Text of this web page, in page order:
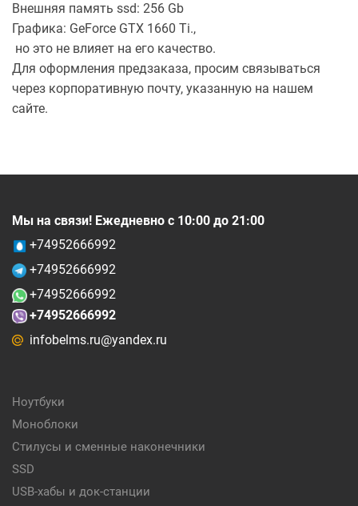
Внешняя память ssd: 256 Gb
Графика: GeForce GTX 1660 Ti.,
но это не влияет на его качество.
Для оформления предзаказа, просим связываться
через корпоративную почту, указанную на нашем
сайте.
Мы на связи! Ежедневно с 10:00 до 21:00
+74952666992
+74952666992
+74952666992
+74952666992
infobelms.ru@yandex.ru
Ноутбуки
Моноблоки
Стилусы и сменные наконечники
SSD
USB-хабы и док-станции